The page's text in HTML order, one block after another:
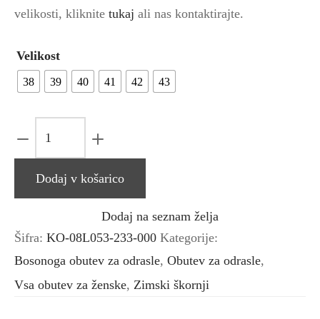
velikosti, kliknite tukaj ali nas kontaktirajte.
Velikost
38 39 40 41 42 43
Dodaj v košarico
Dodaj na seznam želja
Šifra: KO-08L053-233-000 Kategorije:
Bosonoga obutev za odrasle, Obutev za odrasle,
Vsa obutev za ženske, Zimski škornji